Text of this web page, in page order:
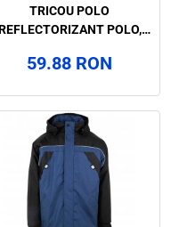
TRICOU POLO
POLO,
59.88 RON